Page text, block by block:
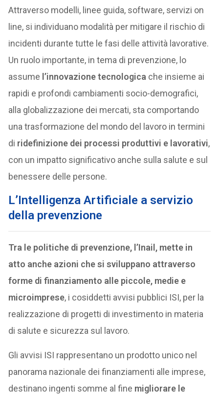
Attraverso modelli, linee guida, software, servizi on
line, si individuano modalità per mitigare il rischio di
incidenti durante tutte le fasi delle attività lavorative.
Un ruolo importante, in tema di prevenzione, lo
assume l’innovazione tecnologica che insieme ai
rapidi e profondi cambiamenti socio-demografici,
alla globalizzazione dei mercati, sta comportando
una trasformazione del mondo del lavoro in termini
di ridefinizione dei processi produttivi e lavorativi,
con un impatto significativo anche sulla salute e sul
benessere delle persone.
L’Intelligenza Artificiale a servizio
della prevenzione
Tra le politiche di prevenzione, l’Inail, mette in
atto anche azioni che si sviluppano attraverso
forme di finanziamento alle piccole, medie e
microimprese, i cosiddetti avvisi pubblici ISI, per la
realizzazione di progetti di investimento in materia
di salute e sicurezza sul lavoro.
Gli avvisi ISI rappresentano un prodotto unico nel
panorama nazionale dei finanziamenti alle imprese,
destinano ingenti somme al fine migliorare le